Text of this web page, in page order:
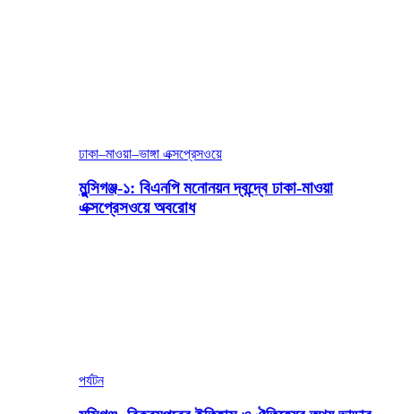
ঢাকা–মাওয়া–ভাঙ্গা এক্সপ্রেসওয়ে
মুন্সিগঞ্জ-১: বিএনপি মনোনয়ন দ্বন্দ্বে ঢাকা-মাওয়া
এক্সপ্রেসওয়ে অবরোধ
পর্যটন